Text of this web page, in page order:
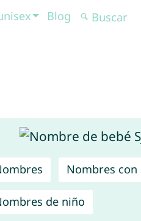
Blog
Nombres con
de niño